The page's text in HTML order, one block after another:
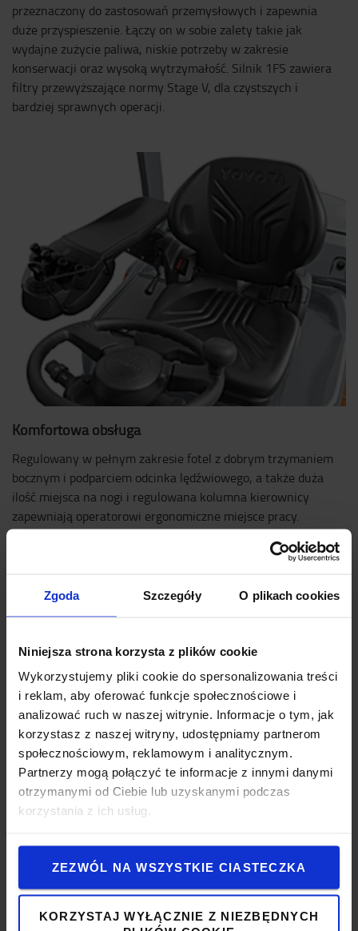
Zgoda Szczegóły O plikach cookies
Niniejsza strona korzysta z plików cookie
Wykorzystujemy pliki cookie do spersonalizowania treści
i reklam, aby oferować funkcje społecznościowe i
analizować ruch w naszej witrynie. Informacje o tym, jak
korzystasz z naszej witryny, udostępniamy partnerom
społecznościowym, reklamowym i analitycznym.
Partnerzy mogą połączyć te informacje z innymi danymi
otrzymanymi od Ciebie lub uzyskanymi podczas
korzystania z ich usług.
ZEZWÓL NA WSZYSTKIE CIASTECZKA
KORZYSTAJ WYŁĄCZNIE Z NIEZBĘDNYCH
przeznaczony do zastosowań przemysłowych i zapewnia
duże przyspieszenie. Łączy on w sobie zalety takie jak
wydajne zużycie paliwa, niskie potrzeby w zakresie
konserwacji oraz wysoką wytrzymałość. Silnik 1FS zawiera
filtry przewyższające normy Stage V, dla czystszych i
bardziej sprawnych operacji.
Komfortowa obsługa
Regulowany w pełnym zakresie fotel z dobrym trzymaniem
bocznym i podparciem odcinka lędźwiowego, a także duża
ilość miejsca na nogi i regulowana kolumna kierownicy
zapewniają operatorowi ergonomiczne miejsce pracy.
Doskonała widoczność we wszystkie strony